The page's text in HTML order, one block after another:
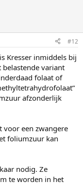
#12
Kresser inmiddels bij
belastende variant
folaat of
afzonderlijk
voor een zwangere
foliumzuur kan
nodig. Ze
te worden in het